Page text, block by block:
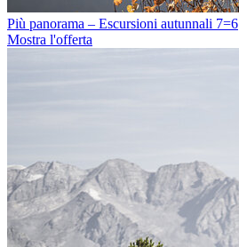
Più panorama – Escursioni autunnali 7=6
Mostra l'offerta